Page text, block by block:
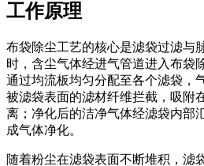
工作原理
布袋除尘工艺的核心是滤袋过滤与
时，含尘气体经进气管道进入布袋
通过均流板均匀分配至各个滤袋，
被滤袋表面的滤材纤维拦截，吸附
离；净化后的洁净气体经滤袋内部
成气体净化。
随着粉尘在滤袋表面不断堆积，滤